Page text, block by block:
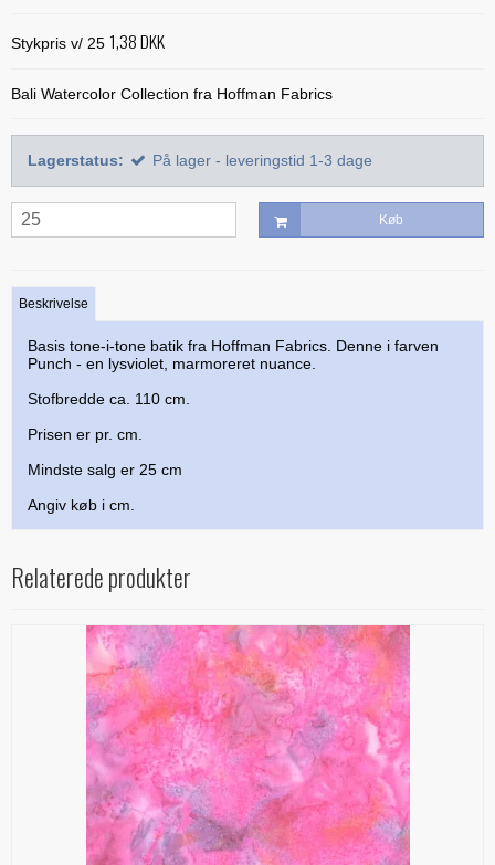
Treasure Håndquiltetråd
Diverse tråde
Indlægsstoffer
Bøger med 'Jelly Rolls'
Julebøger
Paper/foundation piecing
Quiltning
Alle mønstre
Applikation
BeColourful - Jacqueline de Jonge
Mønstre til stamps
Nyt og anderledes
Skabeloner og linealer
Alle skabeloner og linealer
Buede former
Creative Grids
Diverse skabeloner
Marti Michell skabeloner
Phillips Fiber Art
Studio 180 Design
Quilting
Bøger om quiltning
Div. tilbehør til quiltning
Quiltemønstre
Taskemønstre og -tilbehør
Taskemønstre
Lynlåse
Mesh og fold-over elastik
Indlægsstoffer og mellemfoer til tasker
Materialer til masker/mundbind
Kork og kunstlæder
Stykpris v/ 25 1,38 DKK
Bali Watercolor Collection fra Hoffman Fabrics
Lagerstatus: På lager - leveringstid 1-3 dage
Køb
Beskrivelse
Basis tone-i-tone batik fra Hoffman Fabrics. Denne i farven
Punch - en lysviolet, marmoreret nuance.
Stofbredde ca. 110 cm.
Prisen er pr. cm.
Mindste salg er 25 cm
Angiv køb i cm.
Relaterede produkter